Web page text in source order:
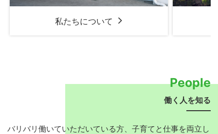
私たちについて
People
働く人を知る
バリバリ働いていただいている方、子育てと仕事を両立し